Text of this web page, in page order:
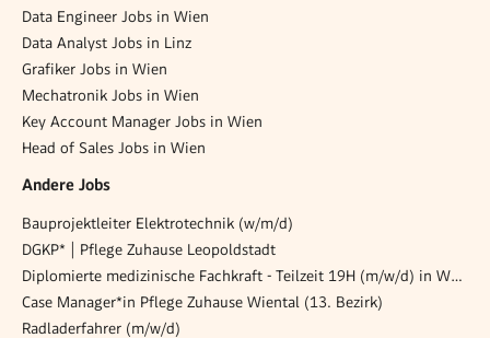
Data Engineer Jobs in Wien
Data Analyst Jobs in Linz
Grafiker Jobs in Wien
Mechatronik Jobs in Wien
Key Account Manager Jobs in Wien
Head of Sales Jobs in Wien
Andere Jobs
Bauprojektleiter Elektrotechnik (w/m/d)
DGKP* | Pflege Zuhause Leopoldstadt
Diplomierte medizinische Fachkraft - Teilzeit 19H (m/w/d) in Wels
Case Manager*in Pflege Zuhause Wiental (13. Bezirk)
Radladerfahrer (m/w/d)